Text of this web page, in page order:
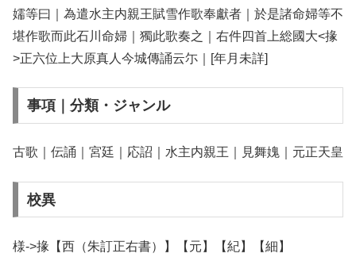
嬬等曰｜為遣水主内親王賦雪作歌奉獻者｜於是諸命婦等不
堪作歌而此石川命婦｜獨此歌奏之｜右件四首上総國大<掾
>正六位上大原真人今城傳誦云尓｜[年月未詳]
事項｜分類・ジャンル
古歌｜伝誦｜宮廷｜応詔｜水主内親王｜見舞媿｜元正天皇
校異
様->掾【西（朱訂正右書）】【元】【紀】【細】